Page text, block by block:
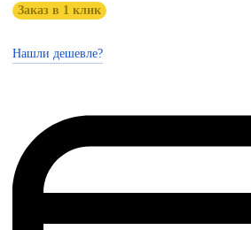
Заказ в 1 клик
Нашли дешевле?